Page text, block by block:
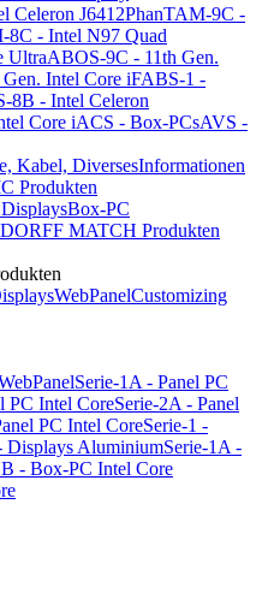
Celeron J6412PhanTAM-9C -
8C - Intel N97 Quad
UltraABOS-9C - 11th Gen.
Intel Core iFABS-1 -
8B - Intel Celeron
Core iACS - Box-PCsAVS -
Kabel, DiversesInformationen
Produkten
Box-PC
MATCH Produkten
WebPanelCustomizing
Serie-1A - Panel PC
PC Intel CoreSerie-2A - Panel
PC Intel CoreSerie-1 -
Displays AluminiumSerie-1A -
- Box-PC Intel Core